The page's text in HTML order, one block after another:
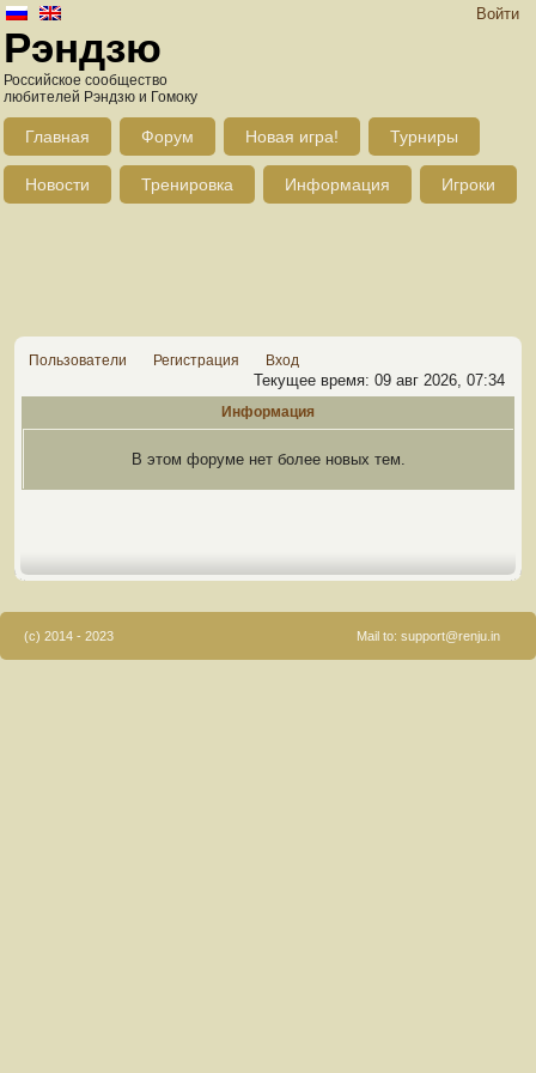
Войти
Рэндзю
Российское сообщество
любителей Рэндзю и Гомоку
Главная Форум Новая игра! Турниры
Новости Тренировка Информация Игроки
Пользователи Регистрация Вход
Текущее время: 09 авг 2026, 07:34
Информация
В этом форуме нет более новых тем.
(c) 2014 - 2023 Mail to: support@renju.in